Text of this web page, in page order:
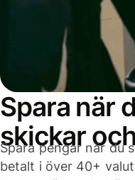
Spara när
skickar
Spara pengar när du
betalt i över 40+